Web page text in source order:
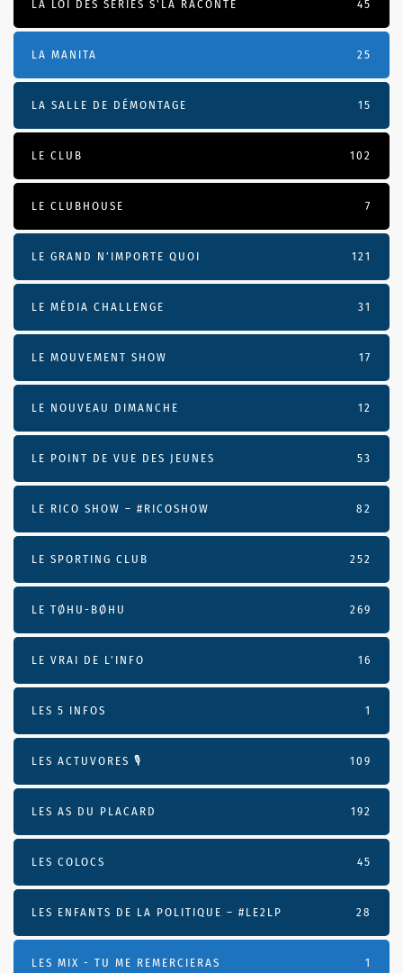
LA LOI DES SÉRIES S'LA RACONTE 45
LA MANITA 25
LA SALLE DE DÉMONTAGE 15
LE CLUB 102
LE CLUBHOUSE 7
LE GRAND N’IMPORTE QUOI 121
LE MÉDIA CHALLENGE 31
LE MOUVEMENT SHOW 17
LE NOUVEAU DIMANCHE 12
LE POINT DE VUE DES JEUNES 53
LE RICO SHOW – #RICOSHOW 82
LE SPORTING CLUB 252
LE TØHU-BØHU 269
LE VRAI DE L’INFO 16
LES 5 INFOS 1
LES ACTUVORES 🎙 109
LES AS DU PLACARD 192
LES COLOCS 45
LES ENFANTS DE LA POLITIQUE – #LE2LP 28
LES MIX - TU ME REMERCIERAS 1